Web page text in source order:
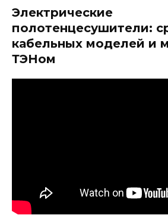
Электрические
полотенцесушители:
кабельных моделей и
ТЭНом